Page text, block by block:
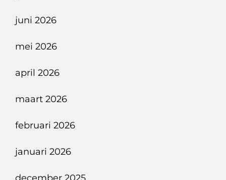
juni 2026
mei 2026
april 2026
maart 2026
februari 2026
januari 2026